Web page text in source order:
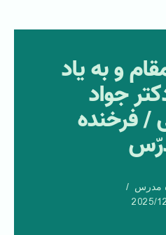
و به یاد
جواد
/ فرخنده
مدرس
2025/